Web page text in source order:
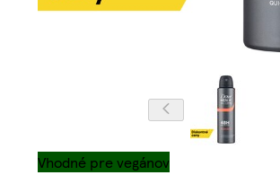
Vhodné pre vegánov